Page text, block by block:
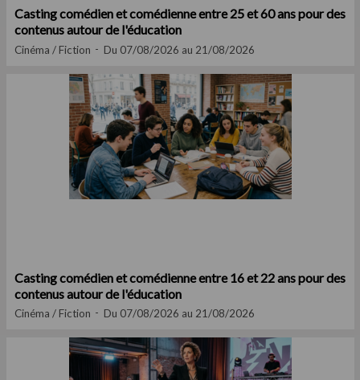
Casting comédien et comédienne entre 25 et 60 ans pour des
contenus autour de l'éducation
Cinéma / Fiction Du 07/08/2026 au 21/08/2026
Casting comédien et comédienne entre 16 et 22 ans pour des
contenus autour de l'éducation
Cinéma / Fiction Du 07/08/2026 au 21/08/2026